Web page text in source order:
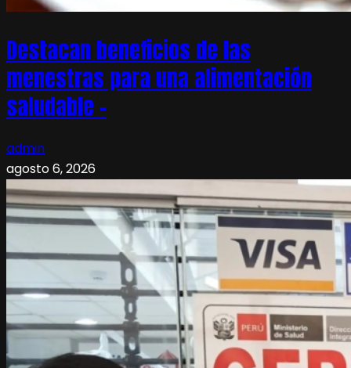
Destacan beneficios de las
menestras para una alimentación
saludable –
admin
agosto 6, 2026